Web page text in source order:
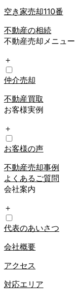
空き家売却110番
不動産の相続
不動産売却メニュー
＋
仲介売却
不動産買取
お客様実例
＋
お客様の声
不動産売却事例
よくあるご質問
会社案内
＋
代表のあいさつ
会社概要
アクセス
対応エリア